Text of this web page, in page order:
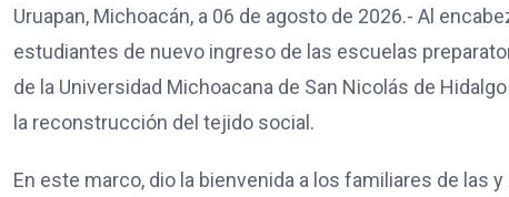
Uruapan, Michoacán, a 06 de agosto de 2026.- Al
estudiantes de nuevo ingreso de las escuelas
de la Universidad Michoacana de San Nicolás de
la reconstrucción del tejido social.
En este marco, dio la bienvenida a los familiares de las